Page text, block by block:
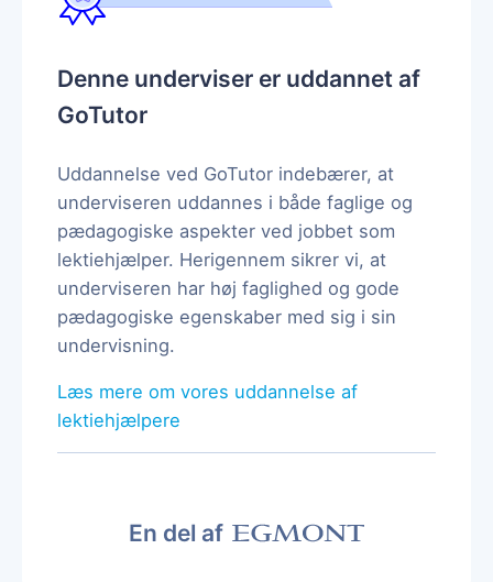
Denne underviser er uddannet af
GoTutor
Uddannelse ved GoTutor indebærer, at
underviseren uddannes i både faglige og
pædagogiske aspekter ved jobbet som
lektiehjælper. Herigennem sikrer vi, at
underviseren har høj faglighed og gode
pædagogiske egenskaber med sig i sin
undervisning.
Læs mere om vores uddannelse af
lektiehjælpere
En del af